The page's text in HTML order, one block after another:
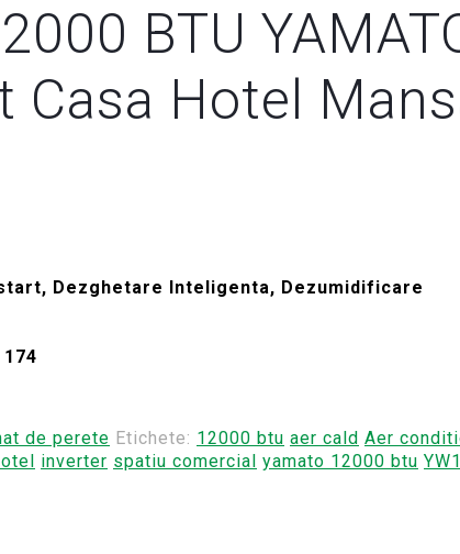
BTU
Casa Hotel
Dezghetare Inteligenta, Dezumidificare
de perete Etichete: 12000 btu aer cald Aer
inverter spatiu comercial yamato 12000 btu